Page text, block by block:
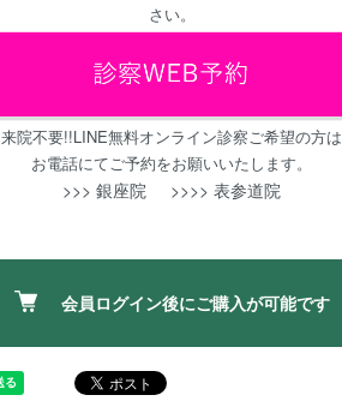
さい。
来院不要!!LINE無料オンライン診察ご希望の方は
お電話にてご予約をお願いいたします。
>>> 銀座院 >>>> 表参道院
会員ログイン後にご購入が可能です